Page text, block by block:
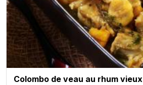
Colombo de veau au rhum vieux